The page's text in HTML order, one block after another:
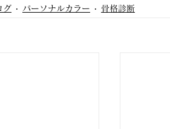
グ パーソナルカラー 骨格診断